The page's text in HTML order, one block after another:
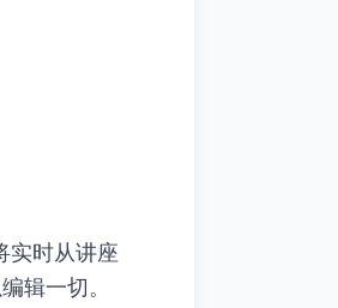
实时从讲座
辑一切。